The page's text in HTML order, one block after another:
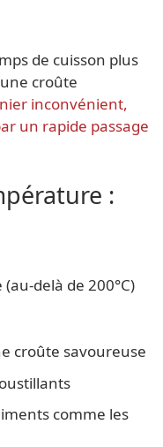
de cuisson plus
croûte
inconvénient,
un rapide passage
:
delà de 200°C)
croûte savoureuse
comme les